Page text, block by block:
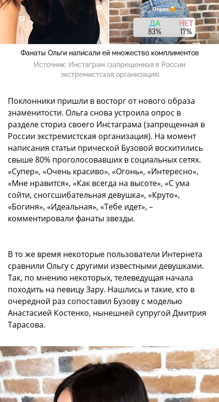
Фанаты Ольги написали ей множество комплиментов
Источник: Инстаграм (запрещенная в России
экстремистская организация)
Поклонники пришли в восторг от нового образа
знаменитости. Ольга снова устроила опрос в
разделе сториз своего Инстаграма (запрещенная в
России экстремистская организация). На момент
написания статьи прической Бузовой восхитились
свыше 80% проголосовавших в социальных сетях.
«Супер», «Очень красиво», «Огонь», «Интересно»,
«Мне нравится», «Как всегда на высоте», «С ума
сойти, сногсшибательная девушка», «Круто»,
«Богиня», «Идеальная», «Тебе идет», –
комментировали фанаты звезды.
В то же время некоторые пользователи Интернета
сравнили Ольгу с другими известными девушками.
Так, по мнению некоторых, телеведущая начала
походить на певицу Зару. Нашлись и такие, кто в
очередной раз сопоставил Бузову с моделью
Анастасией Костенко, нынешней супругой Дмитрия
Тарасова.